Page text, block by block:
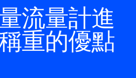
流量計進
重的優點